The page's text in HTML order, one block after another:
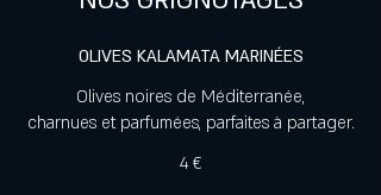
OLIVES KALAMATA MARINÉES
Olives noires de Méditerranée,
charnues et parfumées, parfaites à partager.
4 €